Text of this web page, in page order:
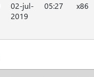
02-jul-
2019
05:27 x86